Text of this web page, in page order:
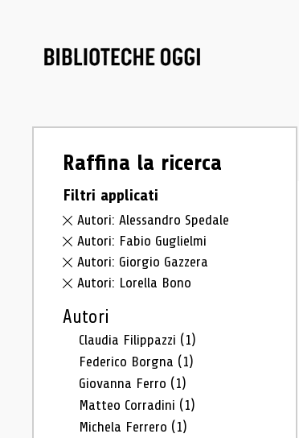
Raffina la ricerca
Filtri applicati
Autori: Alessandro Spedale
Autori: Fabio Guglielmi
Autori: Giorgio Gazzera
Autori: Lorella Bono
Autori
Claudia Filippazzi (1)
Federico Borgna (1)
Giovanna Ferro (1)
Matteo Corradini (1)
Michela Ferrero (1)